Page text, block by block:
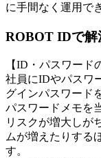
に手間なく運用で
ROBOT IDで解
【ID・パスワード
社員にIDやパスワ
グインパスワード
パスワードメモを
リスクが増大しが
ムが増えたりする
す。